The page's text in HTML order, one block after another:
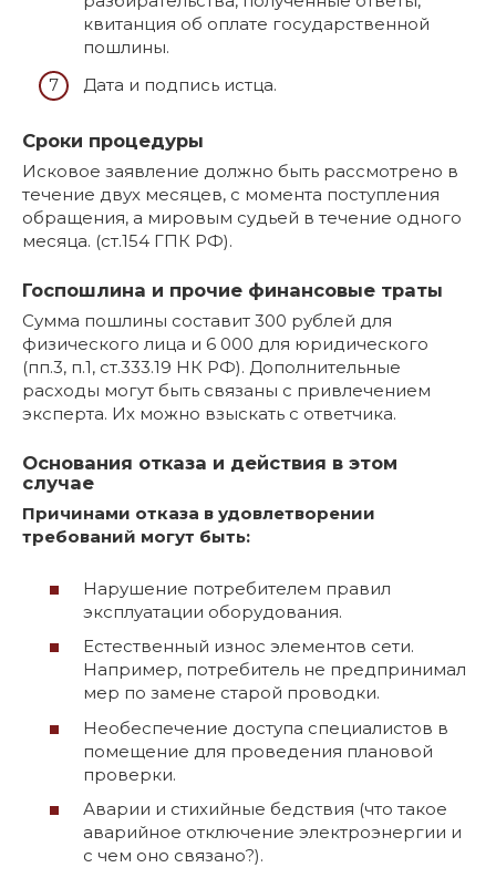
квитанция об оплате государственной
пошлины.
Дата и подпись истца.
Сроки процедуры
Исковое заявление должно быть рассмотрено в
течение двух месяцев, с момента поступления
обращения, а мировым судьей в течение одного
месяца. (ст.154 ГПК РФ).
Госпошлина и прочие финансовые траты
Сумма пошлины составит 300 рублей для
физического лица и 6 000 для юридического
(пп.3, п.1, ст.333.19 НК РФ). Дополнительные
расходы могут быть связаны с привлечением
эксперта. Их можно взыскать с ответчика.
Основания отказа и действия в этом
случае
Причинами отказа в удовлетворении
требований могут быть:
Нарушение потребителем правил
эксплуатации оборудования.
Естественный износ элементов сети.
Например, потребитель не предпринимал
мер по замене старой проводки.
Необеспечение доступа специалистов в
помещение для проведения плановой
проверки.
Аварии и стихийные бедствия (что такое
аварийное отключение электроэнергии и
с чем оно связано?).